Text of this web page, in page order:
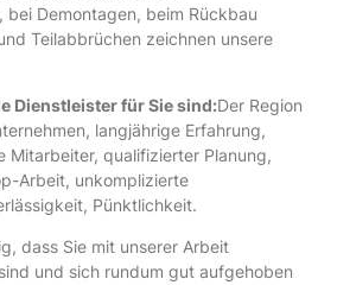
bei Demontagen, beim Rückbau
Teilabbrüchen zeichnen unsere
Dienstleister für Sie sind:Der Region
langjährige Erfahrung,
Mitarbeiter, qualifizierter Planung,
Arbeit, unkomplizierte
Pünktlichkeit.
dass Sie mit unserer Arbeit
und sich rundum gut aufgehoben